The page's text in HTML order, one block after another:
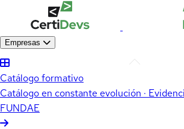
Empresas
Catálogo formativo
Catálogo en constante evolución ·
FUNDAE